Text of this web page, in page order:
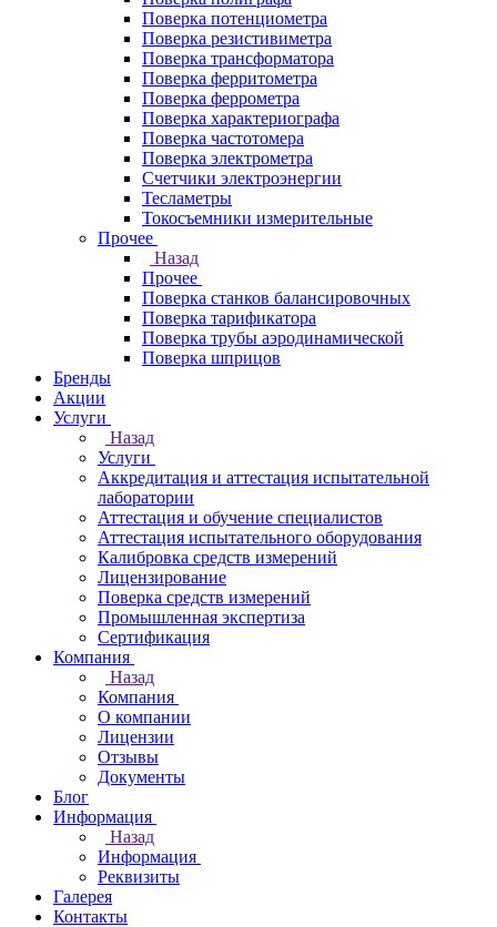
Поверка потенциометра
Поверка резистивиметра
Поверка трансформатора
Поверка ферритометра
Поверка феррометра
Поверка характериографа
Поверка частотомера
Поверка электрометра
Счетчики электроэнергии
Тесламетры
Токосъемники измерительные
Прочее
Назад
Прочее
Поверка станков балансировочных
Поверка тарификатора
Поверка трубы аэродинамической
Поверка шприцов
Бренды
Акции
Услуги
Назад
Услуги
Аккредитация и аттестация испытательной
лаборатории
Аттестация и обучение специалистов
Аттестация испытательного оборудования
Калибровка средств измерений
Лицензирование
Поверка средств измерений
Промышленная экспертиза
Сертификация
Компания
Назад
Компания
О компании
Лицензии
Отзывы
Документы
Блог
Информация
Назад
Информация
Реквизиты
Галерея
Контакты